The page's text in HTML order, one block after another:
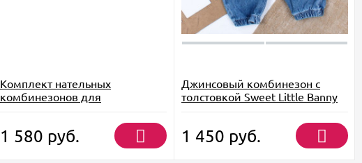
Комплект нательных
комбинезонов для
1 580 руб.
Джинсовый комбинезон с
толстовкой Sweet Little Banny
1 450 руб.